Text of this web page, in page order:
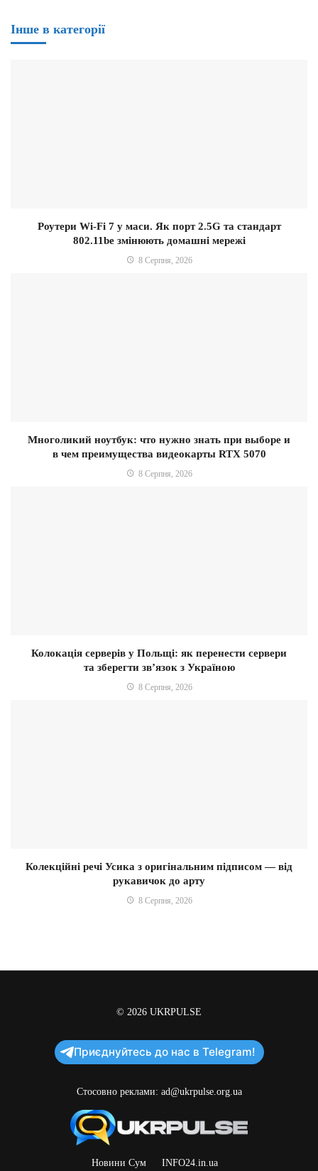
Інше в категорії
Роутери Wi-Fi 7 у маси. Як порт 2.5G та стандарт
802.11be змінюють домашні мережі
8 Серпня, 2026
Многоликий ноутбук: что нужно знать при выборе и
в чем преимущества видеокарты RTX 5070
8 Серпня, 2026
Колокація серверів у Польщі: як перенести сервери
та зберегти зв’язок з Україною
8 Серпня, 2026
Колекційні речі Усика з оригінальним підписом — від
рукавичок до арту
8 Серпня, 2026
© 2026 UKRPULSE
Приєднуйтесь до нас в Telegram!
Стосовно реклами: ad@ukrpulse.org.ua
Новини Сум INFO24.in.ua